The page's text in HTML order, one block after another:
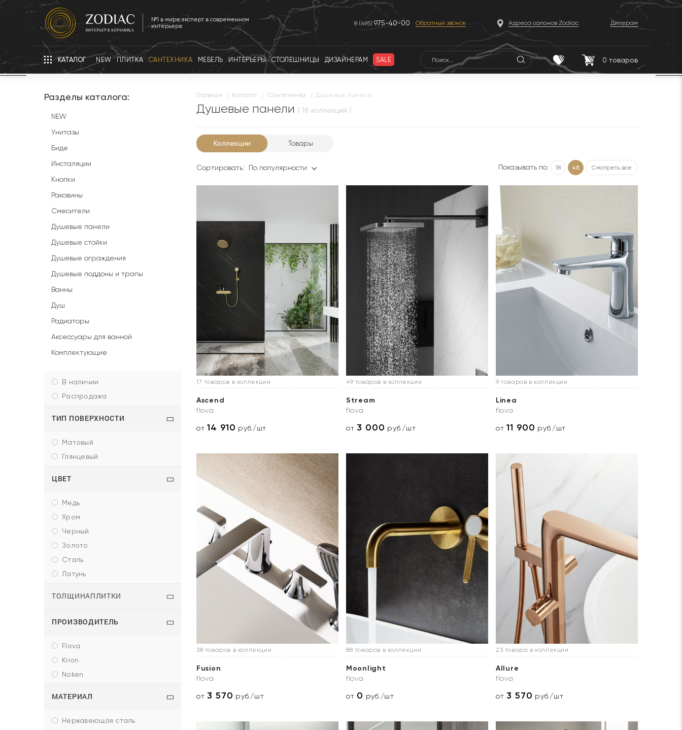
№1 в мире эксперт в современном
интерьере
8 (495) 975-40-00 Обратный звонок Адреса салонов Zodiac Дилерам
КАТАЛОГ NEW ПЛИТКА САНТЕХНИКА МЕБЕЛЬ ИНТЕРЬЕРЫ СТОЛЕШНИЦЫ ДИЗАЙНЕРАМ SALE 0 товаров
Разделы каталога:
NEW
Унитазы
Биде
Инсталяции
Кнопки
Раковины
Смесители
Душевые панели
Душевые стойки
Душевые ограждения
Душевые поддоны и трапы
Ванны
Душ
Радиаторы
Аксессуары для ванной
Комплектующие
в наличии
распродажа
ТИП ПОВЕРХНОСТИ
матовый
глянцевый
ЦВЕТ
медь
хром
черный
золото
сталь
латунь
ТОЛЩИНАПЛИТКИ
ПРОИЗВОДИТЕЛЬ
flova
krion
noken
МАТЕРИАЛ
нержавеющая сталь
главная | каталог | сантехника | Душевые панели
Душевые панели ( 18 коллекций )
Коллекции Товары
Сортировать: По популярности Показывать по: 18 48 Смотреть все
17 товаров в коллекции
Ascend
flova
от14 910 руб./шт
49 товаров в коллекции
Stream
flova
от3 000 руб./шт
9 товаров в коллекции
Linea
flova
от11 900 руб./шт
38 товаров в коллекции
Fusion
flova
от3 570 руб./шт
88 товаров в коллекции
Moonlight
flova
от 0 руб./шт
23 товара в коллекции
Allure
flova
от3 570 руб./шт